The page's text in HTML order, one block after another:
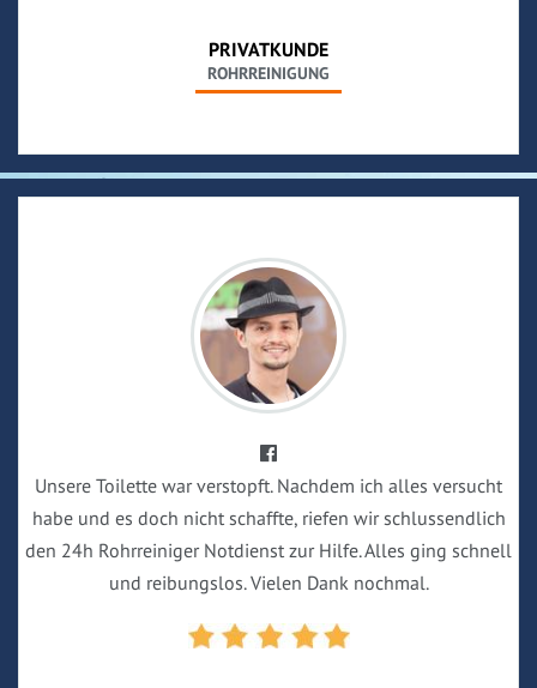
PRIVATKUNDE
ROHRREINIGUNG
Unsere Toilette war verstopft. Nachdem ich alles versucht
habe und es doch nicht schaffte, riefen wir schlussendlich
den 24h Rohrreiniger Notdienst zur Hilfe. Alles ging schnell
und reibungslos. Vielen Dank nochmal.